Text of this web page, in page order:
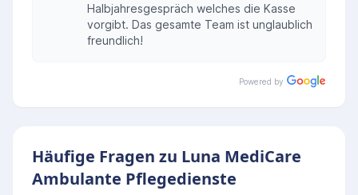
Halbjahresgespräch welches die Kasse
vorgibt. Das gesamte Team ist unglaublich
freundlich!
Powered by
Häufige Fragen zu Luna MediCare
Ambulante Pflegedienste